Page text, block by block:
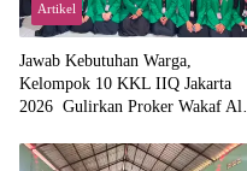
Artikel
Jawab Kebutuhan Warga,
Kelompok 10 KKL IIQ Jakarta
2026 Gulirkan Proker Wakaf Al-